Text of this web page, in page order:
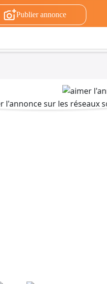
Publier annonce